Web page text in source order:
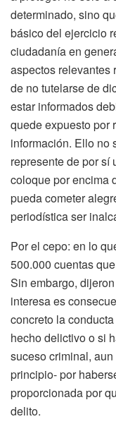
determinado, sino
básico del ejercicio
ciudadanía en
aspectos relevantes
de no tutelarse de
estar informados
quede expuesto por
información. Ello no
represente de por sí
coloque por encima
pueda cometer
periodística ser
Por el cepo: en lo
500.000 cuentas
Sin embargo,
interesa es
concreto la
hecho delictivo o si
suceso criminal,
principio- por
proporcionada por
delito.